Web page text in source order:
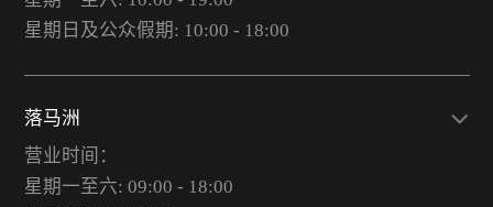
星期日及公众假期: 10:00 - 18:00
落马洲
营业时间：
星期一至六: 09:00 - 18:00